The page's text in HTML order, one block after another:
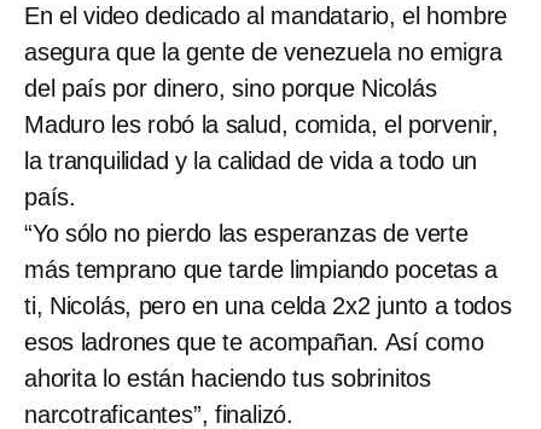
En el video dedicado al mandatario, el hombre
asegura que la gente de venezuela no emigra
del país por dinero, sino porque Nicolás
Maduro les robó la salud, comida, el porvenir,
la tranquilidad y la calidad de vida a todo un
país.
“Yo sólo no pierdo las esperanzas de verte
más temprano que tarde limpiando pocetas a
ti, Nicolás, pero en una celda 2x2 junto a todos
esos ladrones que te acompañan. Así como
ahorita lo están haciendo tus sobrinitos
narcotraficantes”, finalizó.